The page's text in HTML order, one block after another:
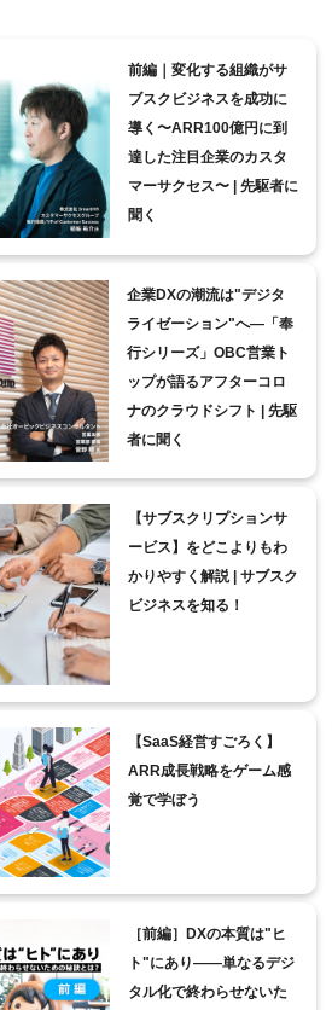
前編｜変化する組織がサ
ブスクビジネスを成功に
導く〜ARR100億円に到
達した注目企業のカスタ
マーサクセス〜 | 先駆者に
聞く
企業DXの潮流は"デジタ
ライゼーション"へ―「奉
行シリーズ」OBC営業ト
ップが語るアフターコロ
ナのクラウドシフト | 先駆
者に聞く
【サブスクリプションサ
ービス】をどこよりもわ
かりやすく解説 | サブスク
ビジネスを知る！
【SaaS経営すごろく】
ARR成長戦略をゲーム感
覚で学ぼう
［前編］DXの本質は"ヒ
ト"にあり――単なるデジ
タル化で終わらせないた